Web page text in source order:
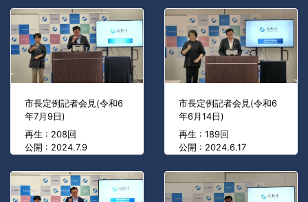
市長定例記者会見(令和6
年7月9日)
再生 : 208回
公開 : 2024.7.9
市長定例記者会見(令和6
年6月14日)
再生 : 189回
公開 : 2024.6.17